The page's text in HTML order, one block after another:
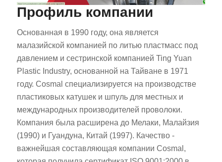
Профиль компании
Основанная в 1990 году, она является
малазийской компанией по литью пластмасс под
давлением и сестринской компанией Ting Yuan
Plastic Industry, основанной на Тайване в 1971
году. Cosmal специализируется на производстве
пластиковых катушек и шпуль для местных и
международных производителей проволоки.
Компания была расширена до Мелаки, Малайзия
(1990) и Гуандуна, Китай (1997). Качество -
важнейшая составляющая компании Cosmal,